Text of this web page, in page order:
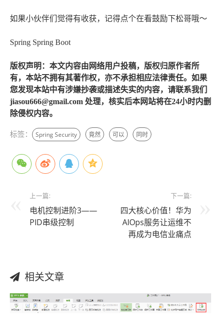
如果小伙伴们觉得有收获，记得点个在看鼓励下松哥哦～
Spring Spring Boot
版权声明：本文内容由网络用户投稿，版权归原作者所
有，本站不拥有其著作权，亦不承担相应法律责任。如果
您发现本站中有涉嫌抄袭或描述失实的内容，请联系我们
jiasou666@gmail.com 处理，核实后本网站将在24小时内删
除侵权内容。
标签： Spring Security 竟然 可以 同时
上一篇:
电机控制进阶3——
PID串级控制
下一篇:
四大核心价值！华为
AIOps服务让运维不
再成为电信业痛点
相关文章